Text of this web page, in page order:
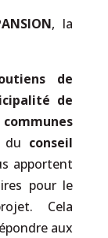
, la
s de
de
du conseil
apportent
pour le
Cela
aux